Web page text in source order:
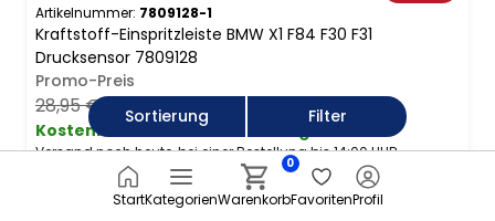
Sortierung Filter
Artikelnummer: 7809128-1
Kraftstoff-Einspritzleiste BMW X1 F84 F30 F31
Drucksensor 7809128
Promo-Preis
28,95 €24,61 €
Kostenloser Versand
Versand noch heute, bei einer Bestellung bis 14:00 UHR
StartKategorienWarenkorb
0
FavoritenProfil